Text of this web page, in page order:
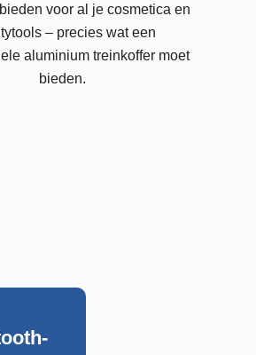
voor al je cosmetica en
– precies wat een
aluminium treinkoffer moet
bieden.